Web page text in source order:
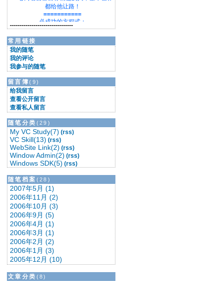
都给他让路！
===========
必成功的方程式：
★要有明确地目标★
★要有详细的计划★
★要立刻采取行动★
===========
改变能改变的，接受不能改变的。
--------------------------------
常用链接
我的随笔
我的评论
我参与的随笔
留言簿(9)
给我留言
查看公开留言
查看私人留言
随笔分类 (29)
My VC Study(7) (rss)
VC Skill(13) (rss)
WebSite Link(2) (rss)
Window Admin(2) (rss)
Windows SDK(5) (rss)
随笔档案 (28)
2007年5月 (1)
2006年11月 (2)
2006年10月 (3)
2006年9月 (5)
2006年4月 (1)
2006年3月 (1)
2006年2月 (2)
2006年1月 (3)
2005年12月 (10)
文章分类 (8)